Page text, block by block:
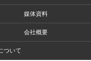
媒体資料
会社概要
ついて